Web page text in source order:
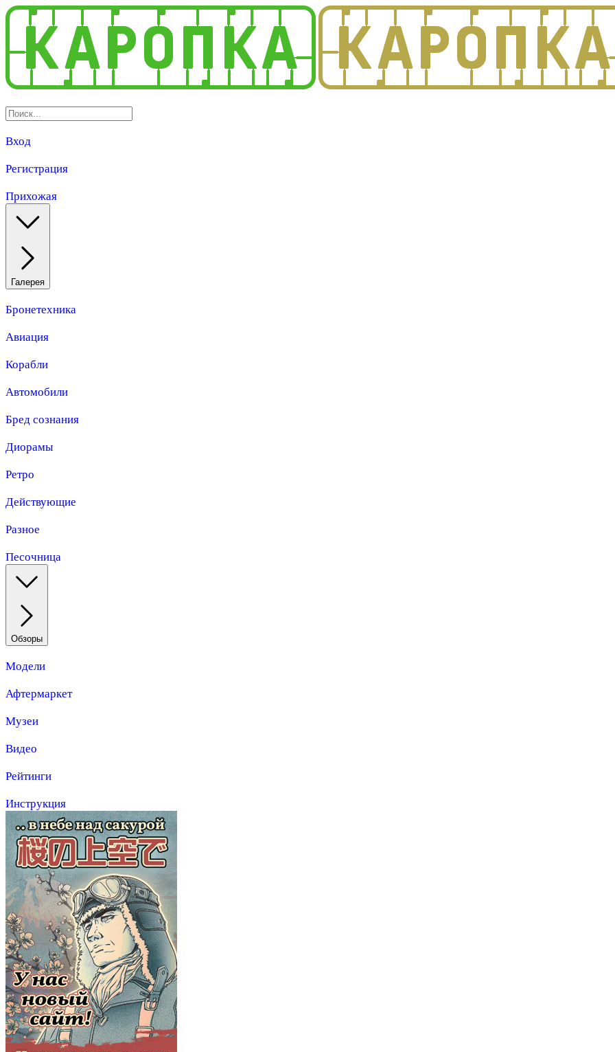
Вход
Регистрация
Прихожая
Галерея
Бронетехника
Авиация
Корабли
Автомобили
Бред сознания
Диорамы
Ретро
Действующие
Разное
Песочница
Обзоры
Модели
Афтермаркет
Музеи
Видео
Рейтинги
Инструкция